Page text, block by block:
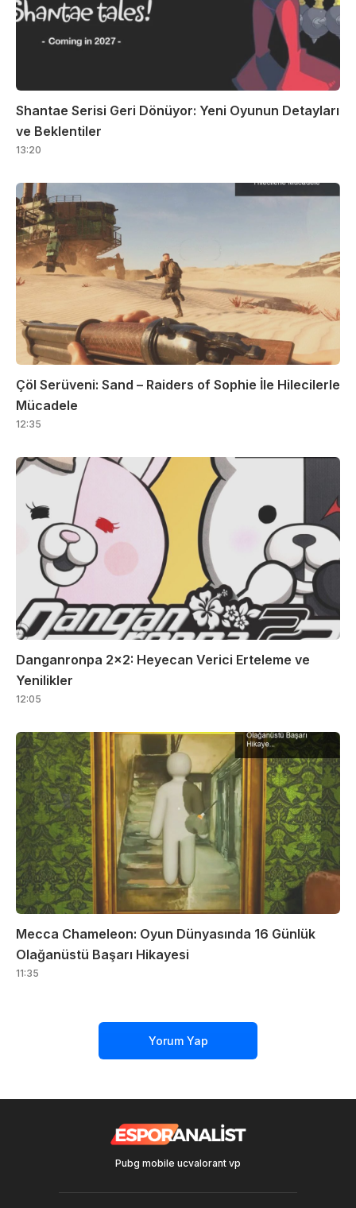
Shantae Serisi Geri Dönüyor: Yeni Oyunun Detayları
ve Beklentiler
13:20
Çöl Serüveni: Sand – Raiders of Sophie İle Hilecilerle
Mücadele
12:35
Danganronpa 2×2: Heyecan Verici Erteleme ve
Yenilikler
12:05
Mecca Chameleon: Oyun Dünyasında 16 Günlük
Olağanüstü Başarı Hikayesi
11:35
Yorum Yap
Pubg mobile ucvalorant vp